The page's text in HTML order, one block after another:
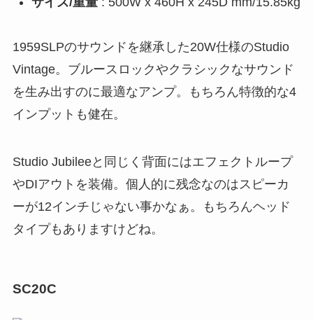
1959SLPのサウンドを継承した20W仕様のStudio
Vintage。ブルースロックやクラシックなサウンド
を生み出すのに最適なアンプ。もちろん特徴的な4
インプットも健在。
Studio Jubileeと同じく背面にはエフェクトループ
やDIアウトを装備。個人的に残念なのはスピーカ
ーが12インチじゃない事かなぁ。もちろんヘッド
タイプもありますけどね。
SC20C